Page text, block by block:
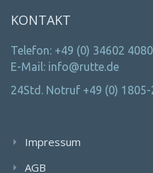
KONTAKT
Telefon: +49 (0) 34602
E-Mail: info@rutte.de
24Std. Notruf +49 (0)
Impressum
AGB